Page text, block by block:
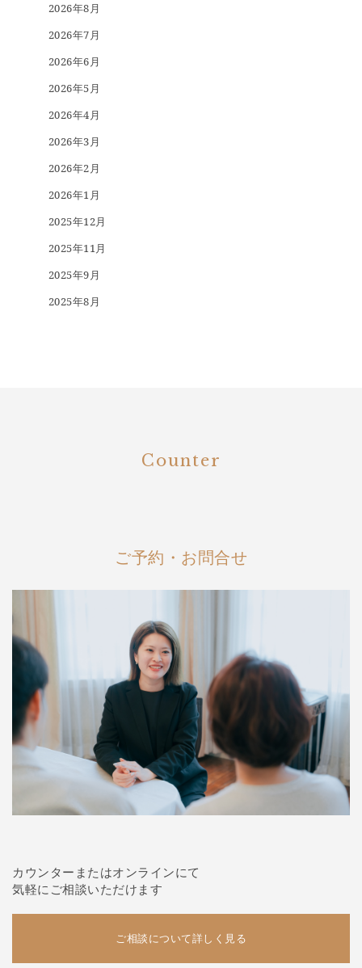
2026年8月
2026年7月
2026年6月
2026年5月
2026年4月
2026年3月
2026年2月
2026年1月
2025年12月
2025年11月
2025年9月
2025年8月
Counter
ご予約・お問合せ
カウンターまたはオンラインにて
気軽にご相談いただけます
ご相談について詳しく見る